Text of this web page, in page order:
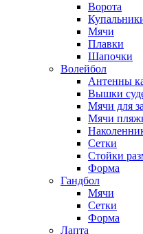
Ворота
Мячи
Плавки
Шапочки
Волейбол
Антенны
Вышки
Мячи для
Мячи
Сетки
Стойки
Форма
Гандбол
Мячи
Сетки
Форма
Лапта